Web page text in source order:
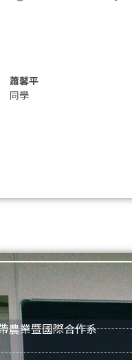
蕭馨平
同學
農業暨國際合作系